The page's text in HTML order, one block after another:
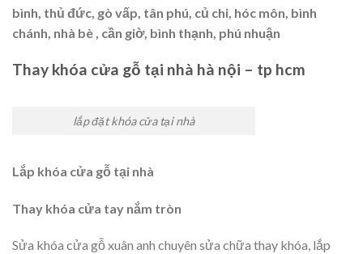
bình, thủ đức, gò vấp, tân phú, củ chi, hóc môn, bình
chánh, nhà bè , cần giờ, bình thạnh, phú nhuận
Thay khóa cửa gỗ tại nhà hà nội – tp hcm
lắp đặt khóa cửa tại nhà
Lắp khóa cửa gỗ tại nhà
Thay khóa cửa tay nắm tròn
Sửa khóa cửa gỗ xuân anh chuyên sửa chữa thay khóa, lắp